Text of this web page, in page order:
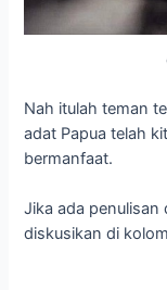
Nah itulah teman
adat Papua telah
bermanfaat.
Jika ada
diskusikan di